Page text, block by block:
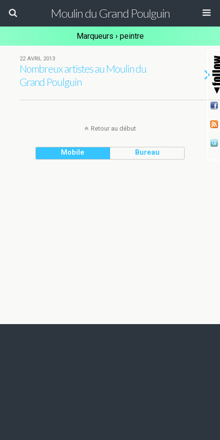
Moulin du Grand Poulguin
Marqueurs › peintre
22 AVRIL 2013
Nombreux artistes au Moulin du
Grand Poulguin
Retour au début
Mobile Bureau